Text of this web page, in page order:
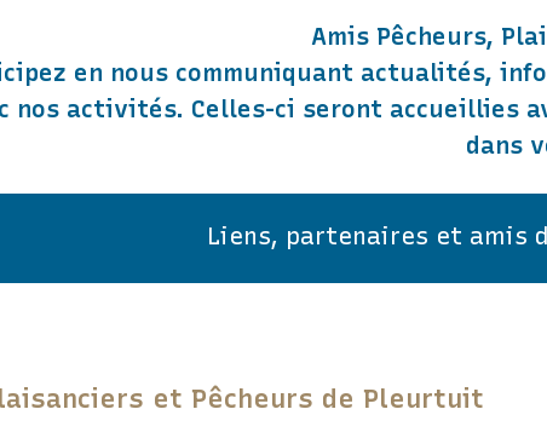
Amis Pêcheurs,
en nous communiquant actualités,
nos activités. Celles-ci seront accueillies
dans
Liens, partenaires et amis
et Pêcheurs de Pleurtuit